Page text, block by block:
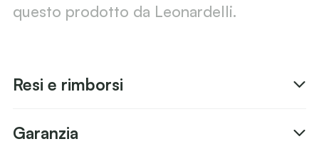
questo prodotto da Leonardelli.
Resi e rimborsi
Garanzia